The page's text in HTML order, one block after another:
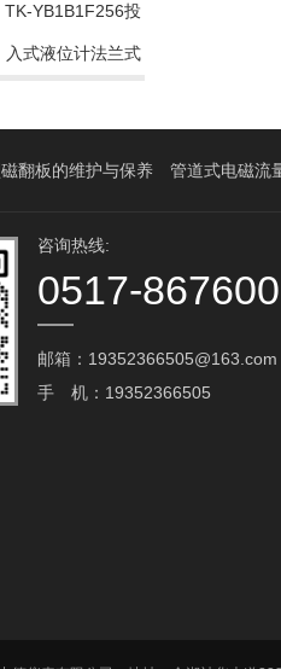
TK-YB1B1F256投
入式液位计法兰式
翻板的维护与保养 管道式电磁流
咨询热线:
0517-
邮箱：19352366505@163.com‬
手 机：19352366505